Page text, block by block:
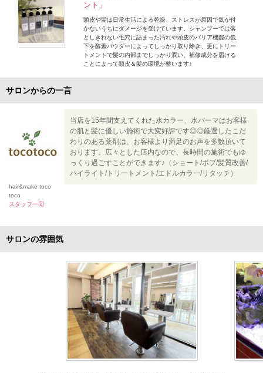
ント」
頭皮や髪は日常生活による乾燥、ストレスが原因で気が付
かないうちにダメージを受けています。シャンプーでは落
としきれない毛穴に詰まった汚れや頭皮のバリア機能の低
下を酵素パウダーによってしっかり取り除き、更にトリー
トメントで髪の内部までしっかり潤い、補修成分を届ける
ことによって頭皮＆髪の環境が整います♪
サロンからの一言
hair&make toco
toco
スタッフ一同
当店を15年間支えてくれた水カラー、水パーマはお客様
の肌と髪に優しい施術で大変好評です◎◎厳選したこだ
わりのある薬剤は、お客様より満足のお声を多数頂いて
おります。広々とした店内なので、長時間の施術でもゆ
っくり過ごすことができます♪（ショート/ボブ/髪質改善/
ハイライト/トリートメント/エドルカラー/リタッチ）
サロンの雰囲気